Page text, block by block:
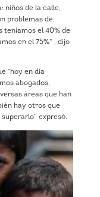
niños de la calle,
problemas de
teníamos el 40% de
en el 75%” , dijo
“hoy en día
abogados,
áreas que han
hay otros que
expresó.